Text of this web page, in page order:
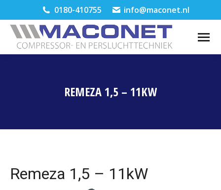
0180-410755 info@maconet.nl
REMEZA 1,5 – 11KW
Remeza 1,5 – 11kW